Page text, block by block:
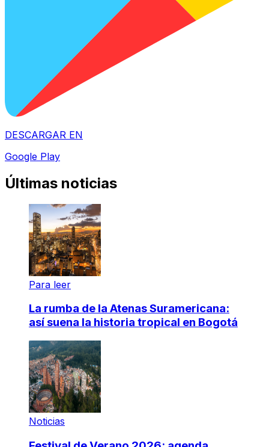
DESCARGAR EN
Google Play
Últimas noticias
Para leer
La rumba de la Atenas Suramericana:
así suena la historia tropical en Bogotá
Noticias